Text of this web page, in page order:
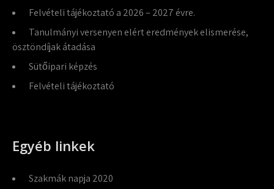
Felvételi tájékoztató a 2026 – 2027 évre.
Tanulmányi versenyen elért eredmények elismerése,
ösztöndíjak átadása
Sütőipari képzés
Felvételi tájékoztató
Egyéb linkek
Szakmák napja 2020